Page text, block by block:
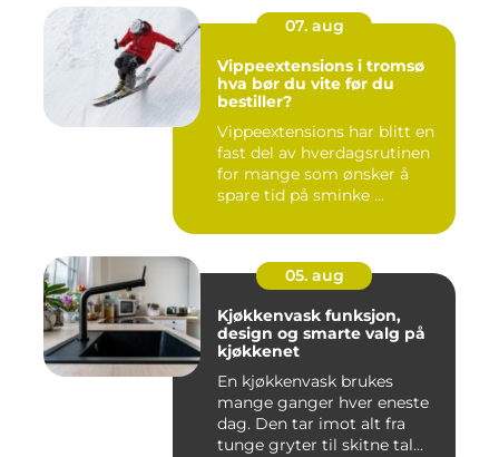
07. aug
Vippeextensions i tromsø
hva bør du vite før du
bestiller?
Vippeextensions har blitt en
fast del av hverdagsrutinen
for mange som ønsker å
spare tid på sminke ...
05. aug
Kjøkkenvask funksjon,
design og smarte valg på
kjøkkenet
En kjøkkenvask brukes
mange ganger hver eneste
dag. Den tar imot alt fra
tunge gryter til skitne tal...